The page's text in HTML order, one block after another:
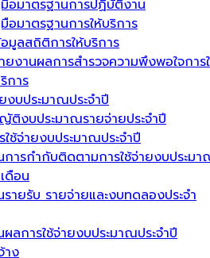
อมาตรฐานการปฏิบัติงาน
อมาตรฐานการให้บริการ
มูลสถิติการให้บริการ
ยงานผลการสำรวจความพึงพอใจการ
การ
งบประมาณประจำปี
งบประมาณรายจ่ายประจำปี
ใช้จ่ายงบประมาณประจำปี
การกำกับติดตามการใช้จ่ายงบประม
ดือน
รายรับ รายจ่ายและงบทดลองประจำ
ผลการใช้จ่ายงบประมาณประจำปี
าง